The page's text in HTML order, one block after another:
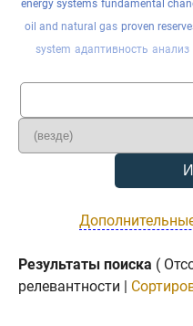
energy systems fundamental
oil and natural gas proven
system адаптивность анализ
Результаты поиска (
релевантности |